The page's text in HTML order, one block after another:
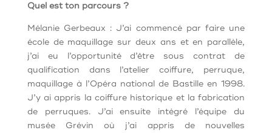
Quel est ton parcours ?
Mélanie Gerbeaux : J’ai commencé par faire une
école de maquillage sur deux ans et en parallèle,
j’ai eu l’opportunité d’être sous contrat de
qualification dans l’atelier coiffure, perruque,
maquillage à l’Opéra national de Bastille en 1998.
J’y ai appris la coiffure historique et la fabrication
de perruques. J’ai ensuite intégré l’équipe du
musée Grévin où j’ai appris de nouvelles